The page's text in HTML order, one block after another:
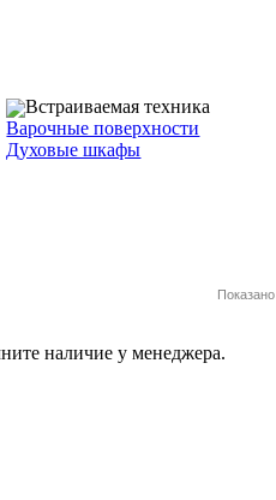
Встраиваемая техника
Варочные поверхности
Духовые шкафы
Показано
наличие у менеджера.